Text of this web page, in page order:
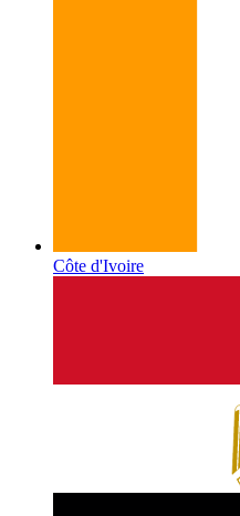
Côte d'Ivoire